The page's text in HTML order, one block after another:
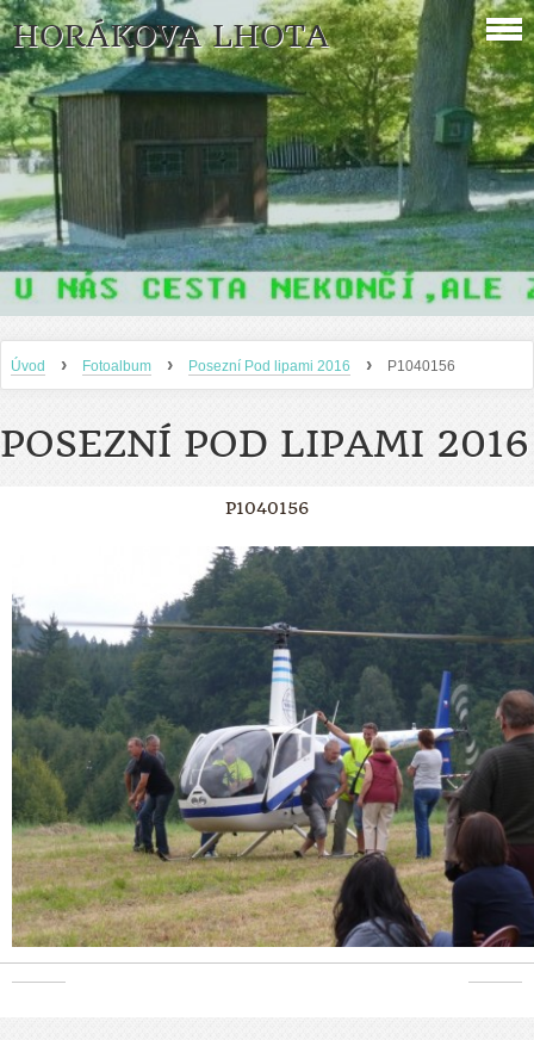
HORÁKOVA LHOTA
Úvod › Fotoalbum › Posezní Pod lipami 2016 › P1040156
POSEZNÍ POD LIPAMI 2016
P1040156